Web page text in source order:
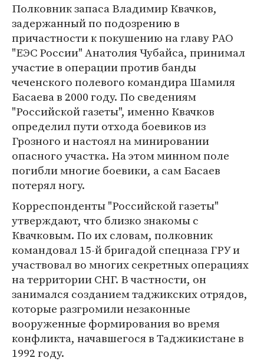
Полковник запаса Владимир Квачков,
задержанный по подозрению в
причастности к покушению на главу РАО
"ЕЭС России" Анатолия Чубайса, принимал
участие в операции против банды
чеченского полевого командира Шамиля
Басаева в 2000 году. По сведениям
"Российской газеты", именно Квачков
определил пути отхода боевиков из
Грозного и настоял на минировании
опасного участка. На этом минном поле
погибли многие боевики, а сам Басаев
потерял ногу.
Корреспонденты "Российской газеты"
утверждают, что близко знакомы с
Квачковым. По их словам, полковник
командовал 15-й бригадой спецназа ГРУ и
участвовал во многих секретных операциях
на территории СНГ. В частности, он
занимался созданием таджикских отрядов,
которые разгромили незаконные
вооруженные формирования во время
конфликта, начавшегося в Таджикистане в
1992 году.